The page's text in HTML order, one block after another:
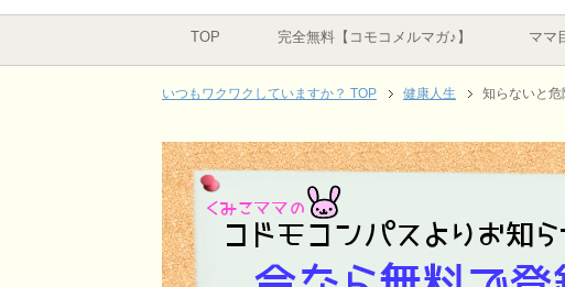
TOP 完全無料【コモコメルマガ♪】 ママ
いつもワクワクしていますか？ TOP 健康人生 知らないと